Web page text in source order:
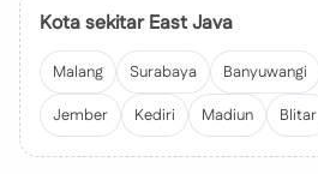
Kota sekitar East Java
Malang Surabaya Banyuwangi
Jember
Kediri Madiun Blitar